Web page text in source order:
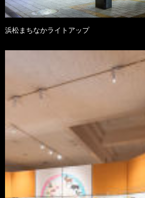
浜松まちなかライトアップ